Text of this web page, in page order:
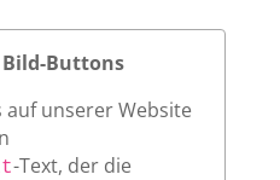
Buttons
unserer Website
-Text, der die